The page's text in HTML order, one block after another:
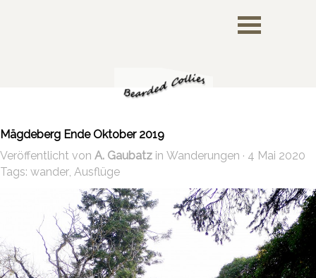
Mägdeberg Ende Oktober 2019
Veröffentlicht von A. Gaubatz in Wanderungen · 4 Mai 2020
Tags: wander, Ausflüge